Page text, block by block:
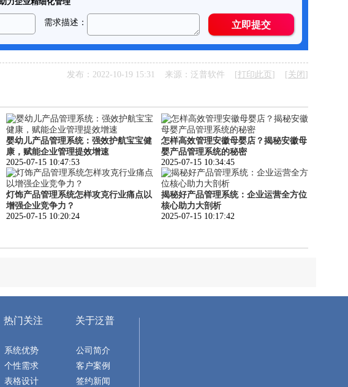
发布：2022-10-19 15:31 来源：泛普软件 [打印此页 ] [关闭 ]
婴幼儿产品管理系统：强效护航宝宝健
康，赋能企业管理提效增速
2025-07-15 10:47:53
怎样高效管理安徽母婴店？揭秘安徽母
婴产品管理系统的秘密
2025-07-15 10:34:45
灯饰产品管理系统怎样攻克行业痛点以
增强企业竞争力？
2025-07-15 10:20:24
揭秘好产品管理系统：企业运营全方位
核心助力大剖析
2025-07-15 10:17:42
热门关注
系统优势
个性需求
表格设计
关于泛普
公司简介
客户案例
签约新闻